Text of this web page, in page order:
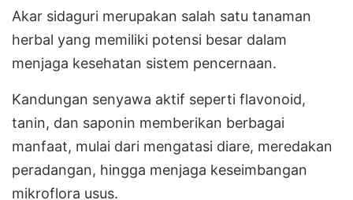
Akar sidaguri merupakan salah satu tanaman
herbal yang memiliki potensi besar dalam
menjaga kesehatan sistem pencernaan.
Kandungan senyawa aktif seperti flavonoid,
tanin, dan saponin memberikan berbagai
manfaat, mulai dari mengatasi diare, meredakan
peradangan, hingga menjaga keseimbangan
mikroflora usus.